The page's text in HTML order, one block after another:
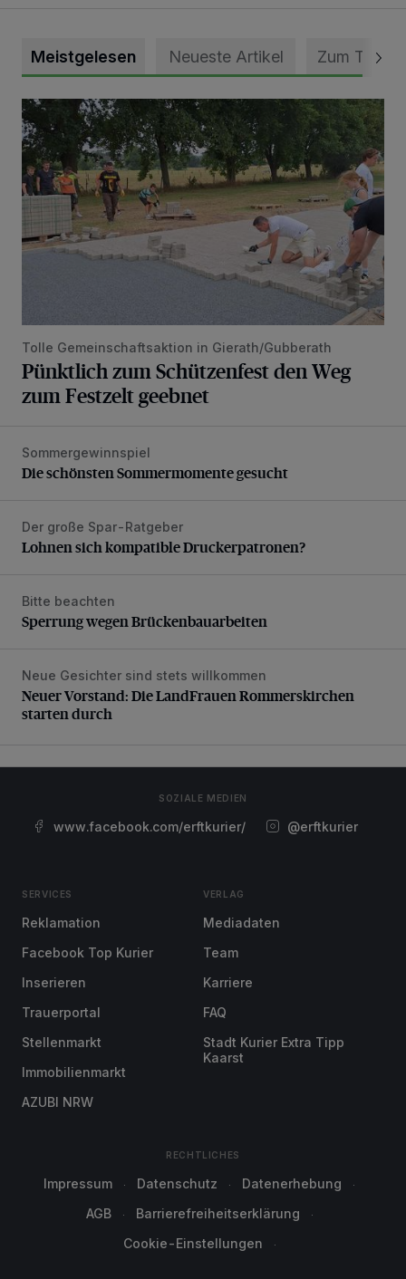
Meistgelesen Neueste Artikel Zum Thema
Pünktlich zum Schützenfest den Weg zum Festzelt
Tolle Gemeinschaftsaktion in Gierath/Gubberath
Pünktlich zum Schützenfest den Weg
zum Festzelt geebnet
Die schönsten Sommermomente gesucht
Sommergewinnspiel
Die schönsten Sommermomente gesucht
Lohnen sich kompatible Druckerpatronen?
Der große Spar-Ratgeber
Lohnen sich kompatible Druckerpatronen?
Sperrung wegen Brückenbauarbeiten
Bitte beachten
Sperrung wegen Brückenbauarbeiten
Neuer Vorstand: Die LandFrauen Rommerskirchen starten
Neue Gesichter sind stets willkommen
Neuer Vorstand: Die LandFrauen Rommerskirchen
starten durch
SOZIALE MEDIEN
www.facebook.com/erftkurier/ @erftkurier
SERVICES
Reklamation
Facebook Top Kurier
Inserieren
Trauerportal
Stellenmarkt
Immobilienmarkt
AZUBI NRW
VERLAG
Mediadaten
Team
Karriere
FAQ
Stadt Kurier Extra Tipp
Kaarst
RECHTLICHES
Impressum Datenschutz
Datenerhebung
AGB
Barrierefreiheitserklärung
Cookie-Einstellungen